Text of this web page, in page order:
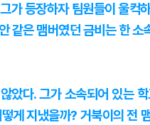
가 등장하자 팀원들이 울컥
같은 맴버였던 금비는 한 소
았다. 그가 소속되어 있는 학
게 지냈을까? 거북이의 전